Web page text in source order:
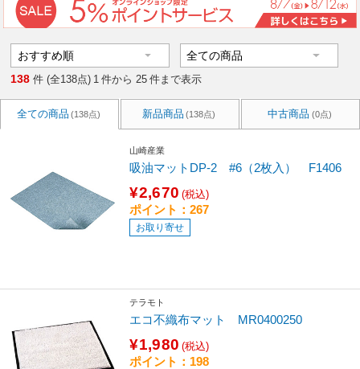
138 件 (全138点) 1 件から 25 件まで表示
全ての商品 (138点) 新品商品 (138点) 中古商品 (0点)
山崎産業
吸油マットDP-2 #6（2枚入） F1406
¥2,670 (税込)
ポイント：267
お取り寄せ
テラモト
エコ不織布マット MR0400250
¥1,980 (税込)
ポイント：198